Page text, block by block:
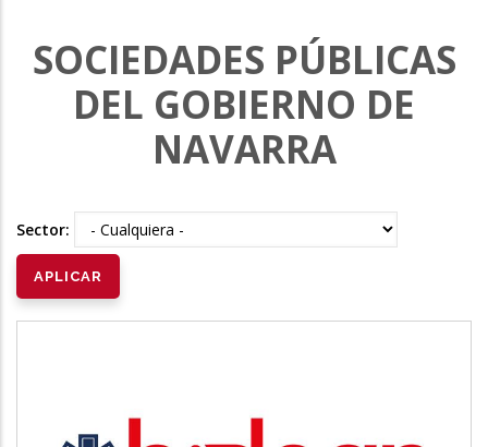
SOCIEDADES PÚBLICAS
DEL GOBIERNO DE
NAVARRA
Sector: